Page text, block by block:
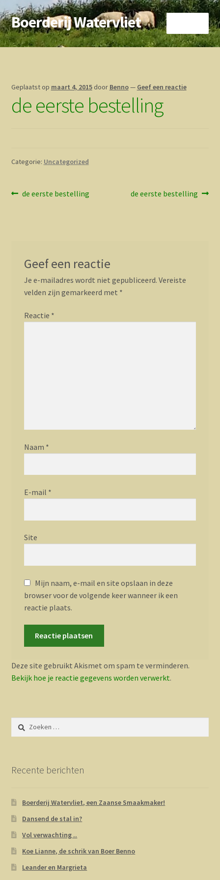
Ga
door
naar
Ga
direct
naar
Boerderij Watervliet
Home
Biokoe
Geplaatst op maart 4, 2015 door Benno— Geef een reactie
de eerste bestelling
Categorie: Uncategorized
Bericht
Vorig
de eerste bestelling
Volgend
de eerste bestelling
Geef een reactie
Je e-mailadres wordt niet gepubliceerd. Vereiste
velden zijn gemarkeerd met *
Reactie *
Naam *
E-mail *
Site
Mijn naam, e-mail en site opslaan in deze
browser voor de volgende keer wanneer ik een
reactie plaats.
Deze site gebruikt Akismet om spam te verminderen.
Bekijk hoe je reactie gegevens worden verwerkt.
Zoeken
naar:
Recente berichten
Boerderij Watervliet, een Zaanse Smaakmaker!
Dansend de stal in?
Vol verwachting ..
Koe Lianne, de schrik van Boer Benno
Leander en Margrieta